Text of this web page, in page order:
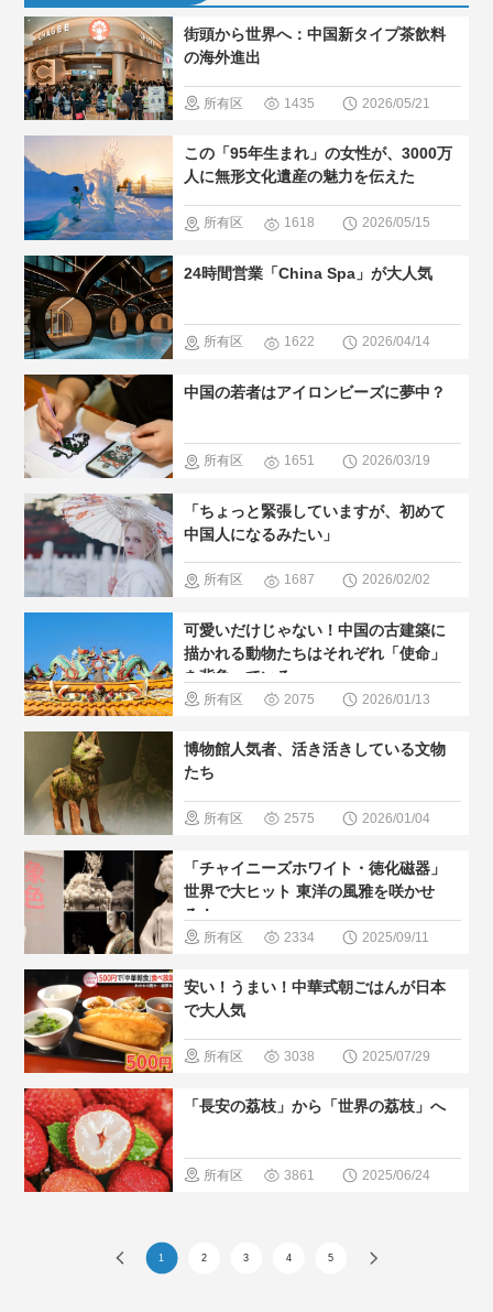
街頭から世界へ：中国新タイプ茶飲料
の海外進出
所有区
のグルメ
＃人気・お
現地の暮ら
1435 2026/05/21
この「95年生まれ」の女性が、3000万
人に無形文化遺産の魅力を伝えた
所有区 1618 2026/05/15
24時間営業「China Spa」が大人気
所有区
すすめ ＃
し方
1622 2026/04/14
中国の若者はアイロンビーズに夢中？
所有区
の暮らし方
1651 2026/03/19
「ちょっと緊張していますが、初めて
中国人になるみたい」
所有区
巡る ＃人
気・おすす
の暮らし方
1687 2026/02/02
可愛いだけじゃない！中国の古建築に
描かれる動物たちはそれぞれ「使命」
を背負っている
所有区
巡る
気・おすす
文化遺産
2075 2026/01/13
博物館人気者、活き活きしている文物
たち
所有区
巡る ＃博
物館 ＃人
め
2575 2026/01/04
「チャイニーズホワイト・徳化磁器」
世界で大ヒット 東洋の風雅を咲かせ
る！
所有区
文化遺産
＃人気・お
現地の暮ら
2334 2025/09/11
安い！うまい！中華式朝ごはんが日本
で大人気
所有区
＃日中文化
3038 2025/07/29
「長安の荔枝」から「世界の荔枝」へ
所有区 3861 2025/06/24
1 2 3 4 5